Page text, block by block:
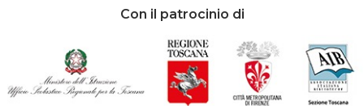
Con il patrocinio di